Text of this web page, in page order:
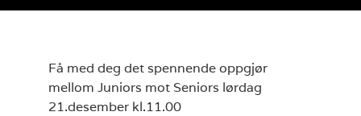
Få med deg det spennende oppgjør
mellom Juniors mot Seniors lørdag
21.desember kl.11.00